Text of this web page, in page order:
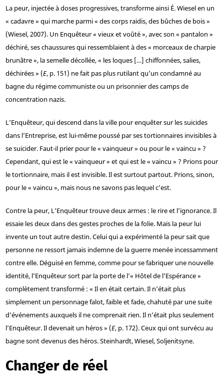
La peur, injectée à doses progressives, transforme ainsi É. Wiesel en un
« cadavre » qui marche parmi « des corps raidis, des bûches de bois »
(Wiesel, 2007). Un Enquêteur « vieux et voûté », avec son « pantalon »
déchiré, ses chaussures qui ressemblaient à des « morceaux de charpie
brunâtre », la semelle décollée, « les loques […] chiffonnées, salies,
déchirées » (E, p. 151) ne fait pas plus rutilant qu’un condamné au
bagne du régime communiste ou un prisonnier des camps de
concentration nazis.
L’Enquêteur, qui descend dans la ville pour enquêter sur les suicides
dans l’Entreprise, est lui-même poussé par ses tortionnaires invisibles à
se suicider. Faut-il prier pour le « vainqueur » ou pour le « vaincu » ?
Cependant, qui est le « vainqueur » et qui est le « vaincu » ? Prions pour
le tortionnaire, mais il est invisible. Il est surtout partout. Prions, sinon,
pour le « vaincu », mais nous ne savons pas lequel c’est.
Contre la peur, L’Enquêteur trouve deux armes : le rire et l’ignorance. Il
essaie les deux dans des gestes proches de la folie. Mais la peur lui
invente un tout autre destin. Celui qui a expérimenté la peur sait que
personne ne ressort jamais indemne de la guerre menée incessamment
contre elle. Déguisé en femme, comme pour se fabriquer une nouvelle
identité, l’Enquêteur sort par la porte de l’« Hôtel de l’Espérance »
complètement transformé : « Il en était certain. Il n’était plus
simplement un personnage falot, faible et fade, chahuté par une suite
d’événements auxquels il ne comprenait rien. Il n’était plus seulement
l’Enquêteur. Il devenait un héros » (E, p. 172). Ceux qui ont survécu au
bagne sont devenus des héros. Steinhardt, Wiesel, Soljenitsyne.
Changer de réel